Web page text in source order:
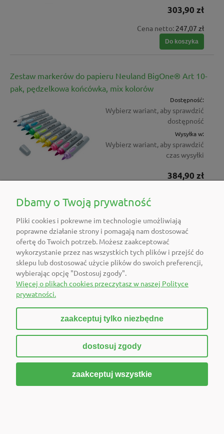
303,90 zł
Cena netto: 247,07 zł
Do koszyka
Zestaw markerów do papieru Neuland BigOne® Art 10-
pak, pędzelkowa końcówka, mix kolorów
Dostępność:
Wybierz wariant, aby sprawdzić
dostępność
Wysyłka w:
Wybierz wariant, aby sprawdzić
czas wysyłki
384,90 zł
Zestaw markerów do papieru Neuland BigOne® Art 10-
pak, pędzelkowa końcówka, pojedyncze kolory
Dostępność:
Wybierz wariant, aby sprawdzić
dostępność
Wybierz wariant, aby sprawdzić
Cena netto:312,93 zł
Dbamy o Twoją prywatność
Pliki cookies i pokrewne im technologie umożliwiają
poprawne działanie strony i pomagają nam dostosować
ofertę do Twoich potrzeb. Możesz zaakceptować
wykorzystanie przez nas wszystkich tych plików i przejść do
sklepu lub dostosować użycie plików do swoich preferencji,
wybierając opcję "Dostosuj zgody".
Więcej o plikach cookies przeczytasz w naszej Polityce
prywatności.
zaakceptuj tylko niezbędne
dostosuj zgody
zaakceptuj wszystkie